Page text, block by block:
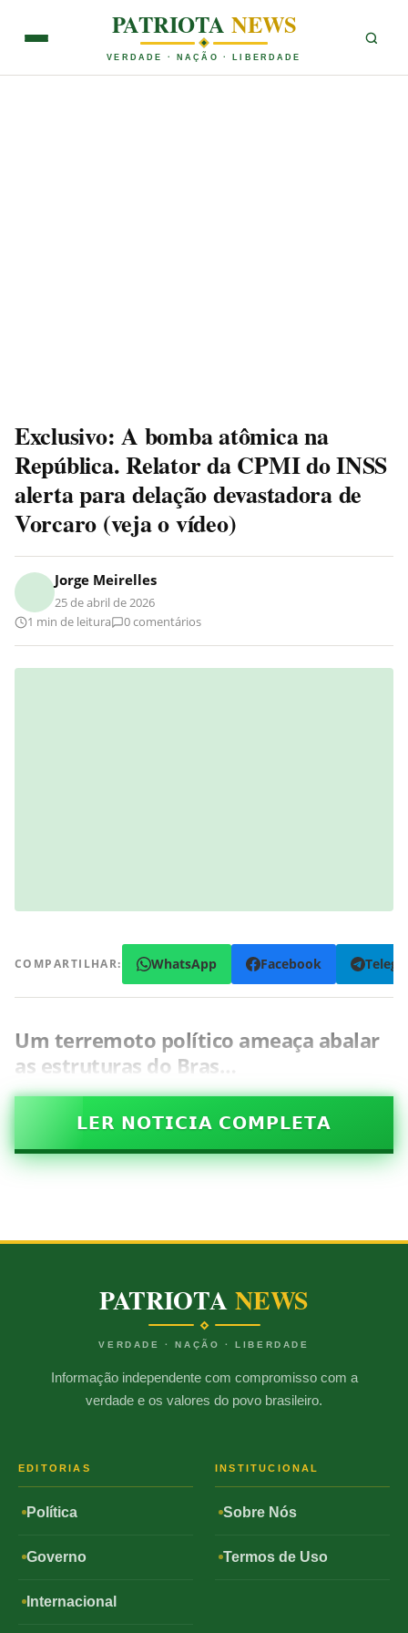
PATRIOTANEWS
VERDADE · NAÇÃO · LIBERDADE
Exclusivo: A bomba atômica na
República. Relator da CPMI do INSS
alerta para delação devastadora de
Vorcaro (veja o vídeo)
Jorge Meirelles
25 de abril de 2026
1 min de leitura
0 comentários
COMPARTILHAR: WhatsApp Facebook
Um terremoto político ameaça abalar
as estruturas do Bras…
𝗟𝗘𝗥 𝗡𝗢𝗧𝗜𝗖𝗜𝗔 𝗖𝗢𝗠𝗣𝗟𝗘𝗧𝗔
PATRIOTANEWS
VERDADE · NAÇÃO · LIBERDADE
Informação independente com compromisso com a
verdade e os valores do povo brasileiro.
EDITORIAS
Política
Governo
Internacional
INSTITUCIONAL
Sobre Nós
Termos de Uso